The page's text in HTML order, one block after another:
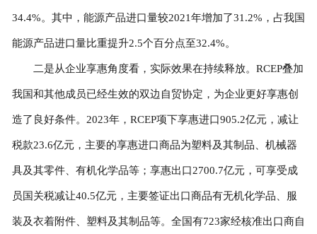
34.4%。其中，能源产品进口量较2021年增加了31.2%，占我国
能源产品进口量比重提升2.5个百分点至32.4%。
二是从企业享惠角度看，实际效果在持续释放。RCEP叠加
我国和其他成员已经生效的双边自贸协定，为企业更好享惠创
造了良好条件。2023年，RCEP项下享惠进口905.2亿元，减让
税款23.6亿元，主要的享惠进口商品为塑料及其制品、机械器
具及其零件、有机化学品等；享惠出口2700.7亿元，可享受成
员国关税减让40.5亿元，主要签证出口商品有无机化学品、服
装及衣着附件、塑料及其制品等。全国有723家经核准出口商自